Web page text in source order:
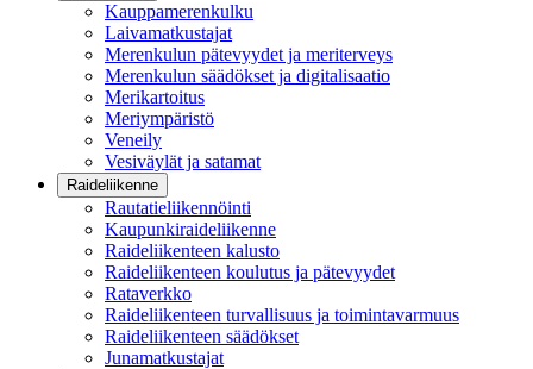
Kauppamerenkulku
Laivamatkustajat
Merenkulun pätevyydet ja meriterveys
Merenkulun säädökset ja digitalisaatio
Merikartoitus
Meriympäristö
Veneily
Vesiväylät ja satamat
Raideliikenne
Rautatieliikennöinti
Kaupunkiraideliikenne
Raideliikenteen kalusto
Raideliikenteen koulutus ja pätevyydet
Rataverkko
Raideliikenteen turvallisuus ja toimintavarmuus
Raideliikenteen säädökset
Junamatkustajat